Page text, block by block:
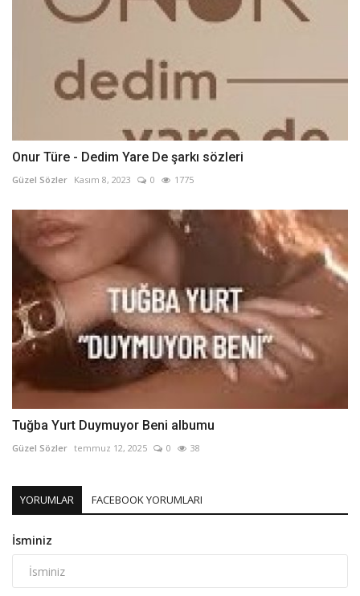
Onur Türe - Dedim Yare De şarkı sözleri
Güzel Sözler Kasım 8, 2023 0 1775
Tuğba Yurt Duymuyor Beni albumu
Güzel Sözler temmuz 12, 2025 0 38
YORUMLAR FACEBOOK YORUMLARI
İsminiz